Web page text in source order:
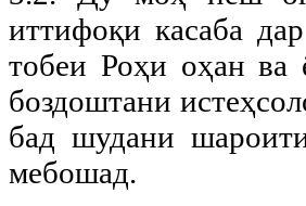
иттифоқи касаба
тобеи Роҳи оҳан
боздоштани
бад шудани
мебошад.